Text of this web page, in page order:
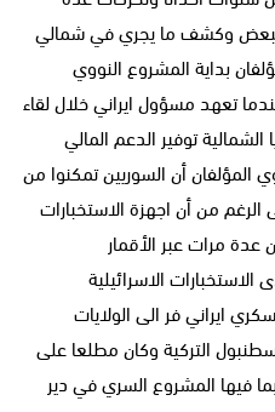
وكشف ما يجري في شمالي
بداية المشروع النووي
المزعوم الى العام 2002 عندما تعهد مسؤول ايراني خلال لقاء
توفير الدعم المالي
المؤلفان أن السوريين تمكنوا من
الرغم من أن اجهزة الاستخبارات
عدة مرات عبر الأقمار
الاسرائيلية
ايراني فر الى الولايات
التركية وكان مطلعا على
فيها المشروع السري في دير